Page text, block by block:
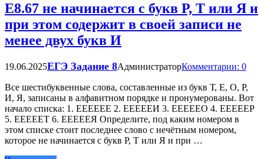
Е8.67 не начинается с букв Р, Т или Я и
при этом содержит в своей записи не
менее двух букв И
19.06.2025ЕГЭ Задание 8АдминистраторКомментарии: 0
Все шестибуквенные слова, составленные из букв Т, Е, О, Р,
И, Я, записаны в алфавитном порядке и пронумерованы. Вот
начало списка: 1. EEEEEE 2. ЕЕЕЕЕИ 3. EEEEEO 4. EEEEEP
5. EEEEET 6. ЕЕЕЕЕЯ Определите, под каким номером в
этом списке стоит последнее слово с нечётным номером,
которое не начинается с букв Р, Т или Я и при …